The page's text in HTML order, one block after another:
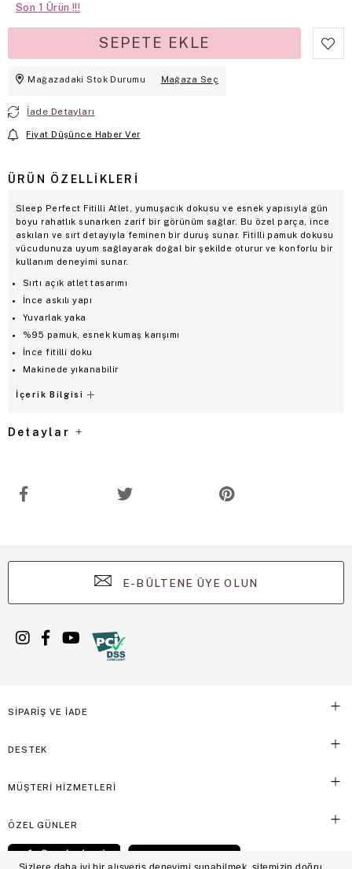
Son 1
Mağazadaki Stok Durumu Mağaza Seç
İade Detayları
Fiyat Düşünce Haber Ver
ÜRÜN ÖZELLIKLERI
Sleep Perfect Fitilli Atlet, yumuşacık dokusu ve esnek yapısıyla gün
boyu rahatlık sunarken zarif bir görünüm sağlar. Bu özel parça, ince
askıları ve sırt detayıyla feminen bir duruş sunar. Fitilli pamuk dokusu
vücudunuza uyum sağlayarak doğal bir şekilde oturur ve konforlu bir
kullanım deneyimi sunar.
Sırtı açık atlet tasarımı
İnce askılı yapı
Yuvarlak yaka
%95 pamuk, esnek kumaş karışımı
İnce fitilli doku
Makinede yıkanabilir
İçerik Bilgisi
Detaylar
E-BÜLTENE ÜYE OLUN
SİPARİŞ VE İADE
DESTEK
MÜŞTERİ HİZMETLERİ
ÖZEL GÜNLER